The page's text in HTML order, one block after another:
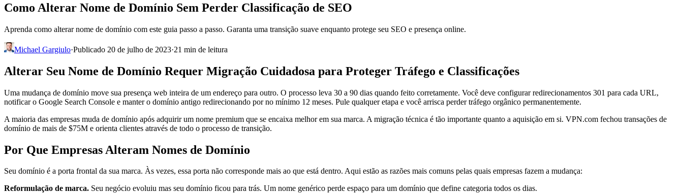
Como Alterar Nome de Domínio Sem Perder Classificação de SEO
Aprenda como alterar nome de domínio com este guia passo a passo. Garanta uma transição suave enquanto protege seu SEO e presença online.
Michael Gargiulo·Publicado 20 de julho de 2023·21 min de leitura
Alterar Seu Nome de Domínio Requer Migração Cuidadosa para Proteger Tráfego e Classificações
Uma mudança de domínio move sua presença web inteira de um endereço para outro. O processo leva 30 a 90 dias quando feito corretamente. Você deve configurar redirecionamentos 301 para cada URL,
notificar o Google Search Console e manter o domínio antigo redirecionando por no mínimo 12 meses. Pule qualquer etapa e você arrisca perder tráfego orgânico permanentemente.
A maioria das empresas muda de domínio após adquirir um nome premium que se encaixa melhor em sua marca. A migração técnica é tão importante quanto a aquisição em si. VPN.com fechou transações de
domínio de mais de $75M e orienta clientes através de todo o processo de transição.
Por Que Empresas Alteram Nomes de Domínio
Seu domínio é a porta frontal da sua marca. Às vezes, essa porta não corresponde mais ao que está dentro. Aqui estão as razões mais comuns pelas quais empresas fazem a mudança:
Reformulação de marca. Seu negócio evoluiu mas seu domínio ficou para trás. Um nome genérico perde espaço para um domínio que define categoria todos os dias.